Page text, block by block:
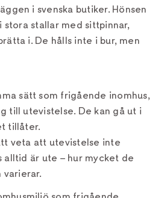
i svenska butiker. Hönsen
stallar med sittpinnar,
i. De hålls inte i bur, men
sätt som frigående inomhus,
till utevistelse. De kan gå ut i
tillåter.
veta att utevistelse inte
alltid är ute – hur mycket de
varierar.